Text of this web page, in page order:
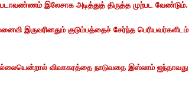
இலேசாக அடித்துத் திருத்த முற்பட வேண்டும்.
இருவரினதும் குடும்பத்தைச் சேர்ந்த பெரியவர்களிடம்
விவாகரத்தை நாடுவதை இஸ்லாம் ஐந்தாவது